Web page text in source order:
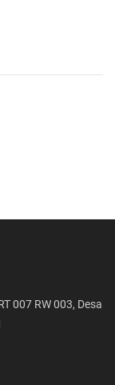
007 RW 003, Desa